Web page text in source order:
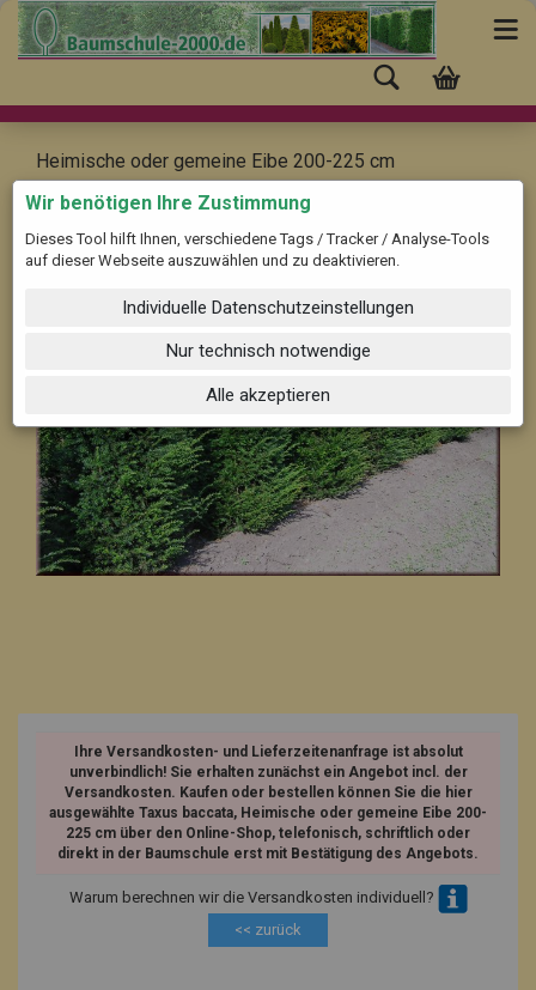
Heimische oder gemeine Eibe 200-225 cm
Taxus baccata
Ihre Versandkosten- und Lieferzeitenanfrage ist absolut
unverbindlich! Sie erhalten zunächst ein Angebot incl. der
Versandkosten. Kaufen oder bestellen können Sie die hier
ausgewählte Taxus baccata, Heimische oder gemeine Eibe 200-
225 cm über den Online-Shop, telefonisch, schriftlich oder
direkt in der Baumschule erst mit Bestätigung des Angebots.
Warum berechnen wir die Versandkosten individuell?
<< zurück
Wir benötigen Ihre Zustimmung
Dieses Tool hilft Ihnen, verschiedene Tags / Tracker / Analyse-Tools
auf dieser Webseite auszuwählen und zu deaktivieren.
Individuelle Datenschutzeinstellungen
Nur technisch notwendige
Alle akzeptieren